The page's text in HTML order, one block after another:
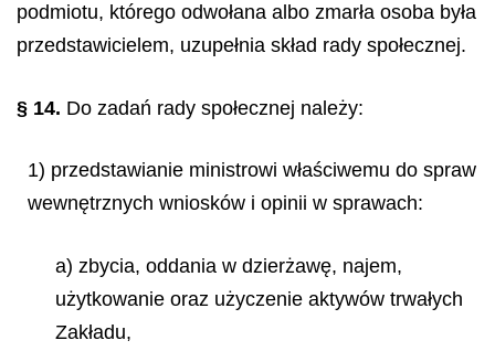
podmiotu, którego odwołana albo zmarła osoba była
przedstawicielem, uzupełnia skład rady społecznej.
§ 14. Do zadań rady społecznej należy:
1) przedstawianie ministrowi właściwemu do spraw
wewnętrznych wniosków i opinii w sprawach:
a) zbycia, oddania w dzierżawę, najem,
użytkowanie oraz użyczenie aktywów trwałych
Zakładu,